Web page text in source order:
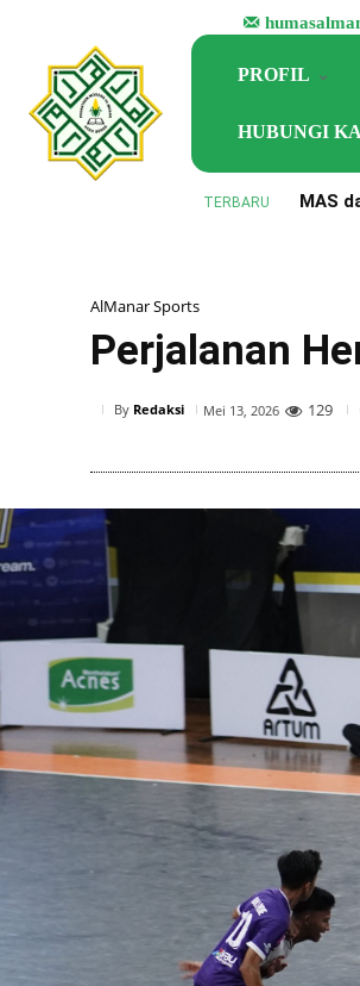
PROFIL
HUBUNGI
TERBARU
MAS
AlManar Sports
Perjalanan
By Redaksi Mei 13, 2026 129